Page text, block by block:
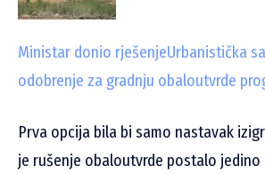
Ministar donio rješenjeUrbanistička
odobrenje za gradnju obaloutvrde
Prva opcija bila bi samo nastavak
je rušenje obaloutvrde postalo jedino